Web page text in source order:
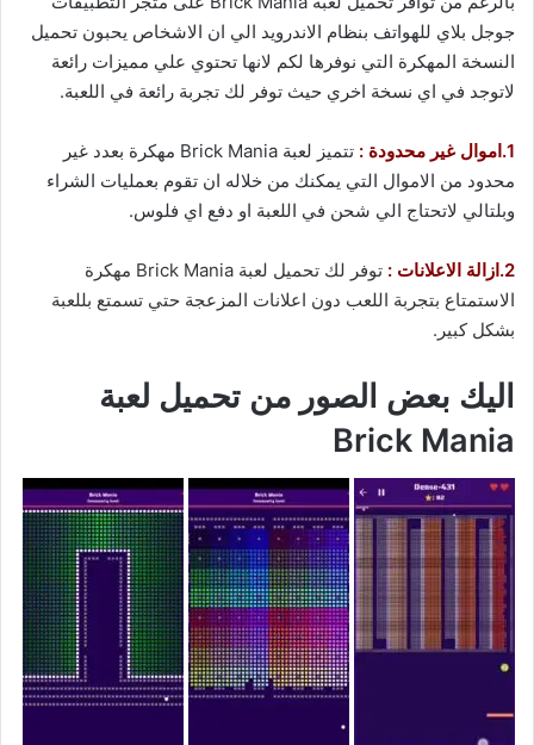
جوجل بلاي للهواتف بنظام الاندرويد الي ان الاشخاص يحبون تحميل
النسخة المهكرة التي نوفرها لكم لانها تحتوي علي مميزات رائعة
لاتوجد في اي نسخة اخري حيث توفر لك تجربة رائعة في اللعبة.
1.اموال غير محدودة :
تتميز لعبة Brick Mania مهكرة بعدد غير
محدود من الاموال التي يمكنك من خلاله ان تقوم بعمليات الشراء
وبلتالي لاتحتاج الي شحن في اللعبة او دفع اي فلوس.
2.ازالة الاعلانات :
توفر لك تحميل لعبة Brick Mania مهكرة
الاستمتاع بتجربة اللعب دون اعلانات المزعجة حتي تسمتع بللعبة
بشكل كبير.
اليك بعض الصور من تحميل لعبة
Brick Mania